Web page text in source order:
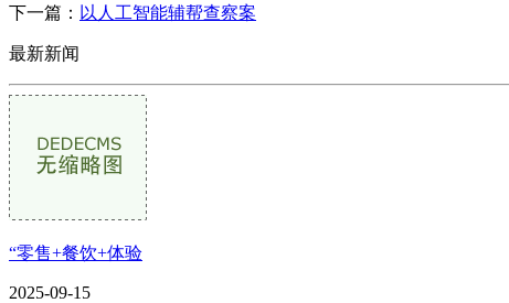
下一篇： 以人工智能辅帮查察案
最新新闻
“零售+餐饮+体验
2025-09-15